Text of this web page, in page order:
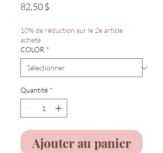
82,50 $Prix
10% de réduction sur le 2e article
acheté
COLOR *
Quantité *
Ajouter au panier